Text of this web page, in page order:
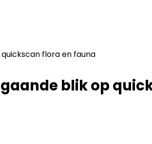
flora en fauna
blik op